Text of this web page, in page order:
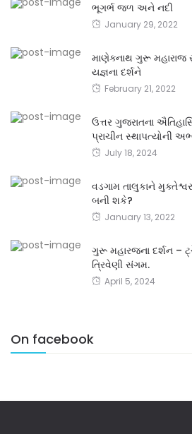
ભૂગર્ભ જળ અને નદી
January 29, 2022
માણેક્નાથ ગુરૂ મહારાજ
યજ્ઞના દર્શને
February 21, 2022
ઉત્તર ગુજરાતના
પ્રાચીન સ્થાપત્યોની
July 18, 2024
વડગામ તાલુકાને
બની શકે?
January 13, 2022
ગુરૂ મહારજના દર્શન –
ત્રિવેણી સંગમ.
April 5, 2024
On facebook